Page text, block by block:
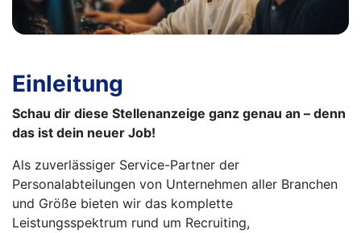
Einleitung
Schau dir diese Stellenanzeige ganz genau an – denn
das ist dein neuer Job!
Als zuverlässiger Service-Partner der
Personalabteilungen von Unternehmen aller Branchen
und Größe bieten wir das komplette
Leistungsspektrum rund um Recruiting,